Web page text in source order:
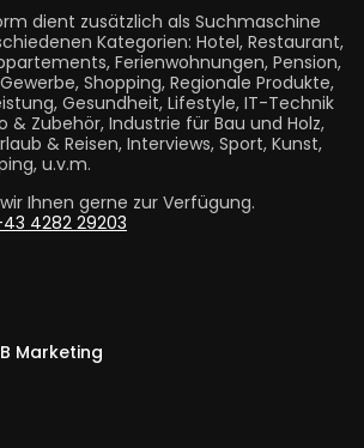
dient zusätzlich als Suchmaschine
Kategorien: Hotel, Restaurant,
Ferienwohnungen, Pension,
Shopping, Regionale Produkte,
Gesundheit, Lifestyle, IT-Technik
& Zubehör, Industrie für Bau und Holz,
& Reisen, Interviews, Sport, Kunst,
u.v.m.
Ihnen gerne zur Verfügung.
4282 29203
Marketing